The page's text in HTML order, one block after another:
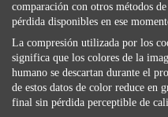
comparación con otros métodos
pérdida disponibles en ese
La compresión utilizada por los
significa que los colores de la
humano se descartan durante el
de estos datos de color reduce en
final sin pérdida perceptible de